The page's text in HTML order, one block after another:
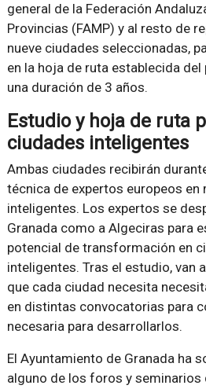
general de la Federación
Provincias (FAMP) y al resto de
nueve ciudades seleccionadas,
en la hoja de ruta establecida
una duración de 3 años.
Estudio y hoja de ruta
ciudades inteligentes
Ambas ciudades recibirán
técnica de expertos europeos en
inteligentes. Los expertos se
Granada como a Algeciras para
potencial de transformación en
inteligentes. Tras el estudio, van
que cada ciudad necesita
en distintas convocatorias para
necesaria para desarrollarlos.
El Ayuntamiento de Granada ha
alguno de los foros y seminarios